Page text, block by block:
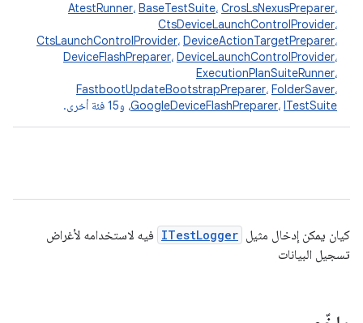
AtestRunner، BaseTestSuite، CrosLsNexusPreparer،
CtsDeviceLaunchControlProvider،
CtsLaunchControlProvider، DeviceActionTargetPreparer،
DeviceFlashPreparer، DeviceLaunchControlProvider،
ExecutionPlanSuiteRunner،
FastbootUpdateBootstrapPreparer، FolderSaver،
GoogleDeviceFlashPreparer، ITestSuite ، و15 فئة أخرى.
كيان يمكن إدخال مثيل ITestLogger فيه لاستخدامه لأغراض
تسجيل البيانات